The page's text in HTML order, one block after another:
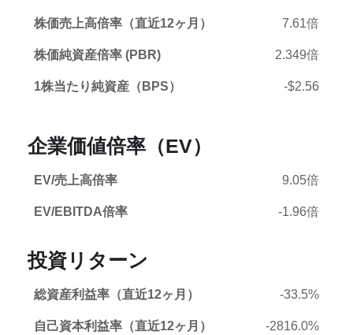
株価売上高倍率（直近12ヶ月） 7.61倍
株価純資産倍率 (PBR) 2.349倍
1株当たり純資産（BPS） -$2.56
企業価値倍率（EV）
EV/売上高倍率 9.05倍
EV/EBITDA倍率 -1.96倍
投資リターン
総資産利益率（直近12ヶ月） -33.5%
自己資本利益率（直近12ヶ月） -2816.0%